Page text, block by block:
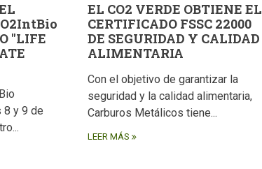
"LIFE
8 y 9 de
EL CO2 VERDE OBTIENE EL
CERTIFICADO FSSC 22000
DE SEGURIDAD Y CALIDAD
ALIMENTARIA
Con el objetivo de garantizar la
seguridad y la calidad alimentaria,
Carburos Metálicos tiene...
LEER MÁS